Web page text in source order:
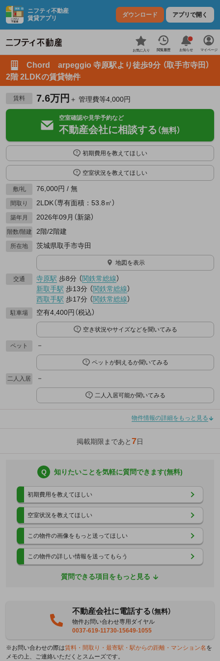
ニフティ不動産
賃貸アプリ
ダウンロード アプリで開く
お気に入り 閲覧履歴 お知らせ マイページ
Chord arpeggio 寺原駅より徒歩9分 （取手市寺田）
2階 2LDKの賃貸物件
賃料 7.6万円 ＋ 管理費等4,000円
空室確認や見学予約など
不動産会社に相談する （無料）
初期費用を教えてほしい
空室状況を教えてほしい
敷/礼 76,000円 / 無
間取り 2LDK（専有面積：53.8㎡）
築年月 2026年09月（新築）
階数/階建 2階/2階建
所在地 茨城県取手市寺田
地図を表示
交通 寺原駅 歩8分 （関鉄常総線）
新取手駅 歩13分 （関鉄常総線）
西取手駅 歩17分 （関鉄常総線）
駐車場 空有4,400円（税込）
空き状況やサイズなどを聞いてみる
ペット －
ペットが飼えるか聞いてみる
二人入居 －
二人入居可能か聞いてみる
物件情報の詳細をもっと見る
掲載期限まであと7日
Q 知りたいことを気軽に質問できます(無料)
初期費用を教えてほしい
空室状況を教えてほしい
この物件の画像をもっと送ってほしい
この物件の詳しい情報を送ってもらう
質問できる項目をもっと見る
不動産会社に電話する（無料）
物件お問い合わせ専用ダイヤル
0037-619-11730-15649-1055
※お問い合わせの際は賃料・間取り・最寄駅・駅からの距離・マンション名 を
メモの上、ご連絡いただくとスムーズです。